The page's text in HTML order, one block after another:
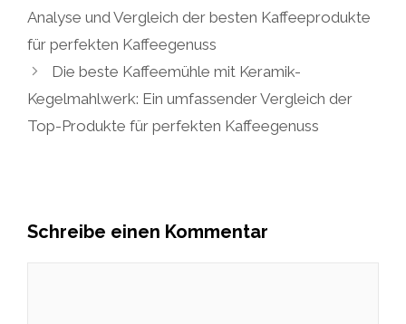
Analyse und Vergleich der besten Kaffeeprodukte
für perfekten Kaffeegenuss
Die beste Kaffeemühle mit Keramik-
Kegelmahlwerk: Ein umfassender Vergleich der
Top-Produkte für perfekten Kaffeegenuss
Schreibe einen Kommentar